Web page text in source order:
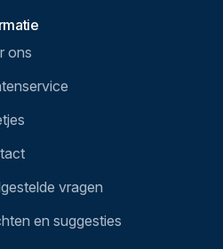
ons
vragen
en suggesties